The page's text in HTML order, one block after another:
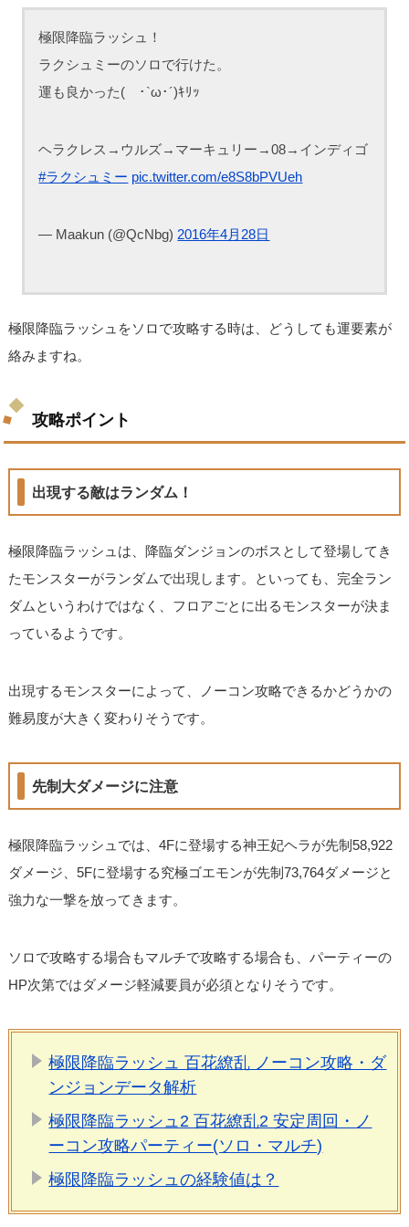
極限降臨ラッシュ！
ラクシュミーのソロで行けた。
運も良かった( ･`ω･´)ｷﾘｯ
ヘラクレス→ウルズ→マーキュリー→08→インディゴ
#ラクシュミー pic.twitter.com/e8S8bPVUeh
— Maakun (@QcNbg) 2016年4月28日
極限降臨ラッシュをソロで攻略する時は、どうしても運要素が
絡みますね。
攻略ポイント
出現する敵はランダム！
極限降臨ラッシュは、降臨ダンジョンのボスとして登場してき
たモンスターがランダムで出現します。といっても、完全ラン
ダムというわけではなく、フロアごとに出るモンスターが決ま
っているようです。
出現するモンスターによって、ノーコン攻略できるかどうかの
難易度が大きく変わりそうです。
先制大ダメージに注意
極限降臨ラッシュでは、4Fに登場する神王妃ヘラが先制58,922
ダメージ、5Fに登場する究極ゴエモンが先制73,764ダメージと
強力な一撃を放ってきます。
ソロで攻略する場合もマルチで攻略する場合も、パーティーの
HP次第ではダメージ軽減要員が必須となりそうです。
極限降臨ラッシュ 百花繚乱 ノーコン攻略・ダ
ンジョンデータ解析
極限降臨ラッシュ2 百花繚乱2 安定周回・ノ
ーコン攻略パーティー(ソロ・マルチ)
極限降臨ラッシュの経験値は？